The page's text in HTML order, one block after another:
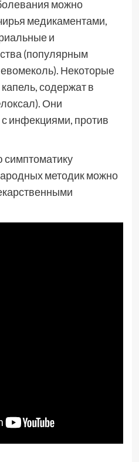
можно
медикаментами,
и
(популярным
Некоторые
содержат в
Они
инфекциями, против
симптоматику
методик можно